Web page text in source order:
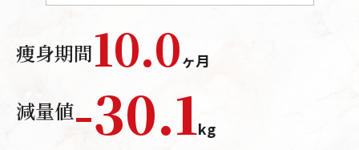
痩身期間10.0ヶ月
減量値-30.1kg